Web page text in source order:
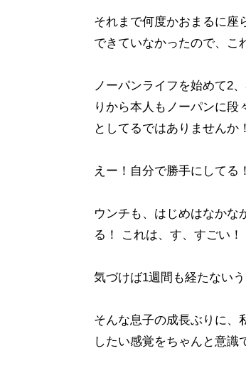
それまで何度かおまるに座
できていなかったので、こ
ノーパンライフを始めて2
りから本人もノーパンに
としてるではありませんか！
えー！自分で勝手にしてる
ウンチも、はじめはなかな
る！ これは、す、すごい！
気づけば1週間も経たない
そんな息子の成長ぶりに
したい感覚をちゃんと意識